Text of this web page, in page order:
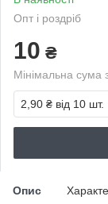
Опт і роздріб
10 ₴
Мінімальна сума
2,90 ₴ від 10 шт.
Опис